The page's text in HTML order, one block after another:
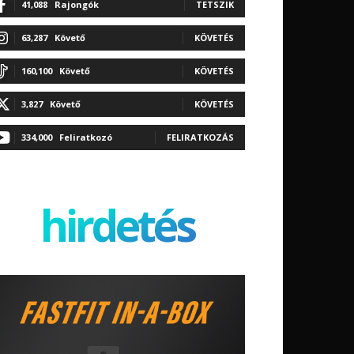
41,088 Rajongók TETSZIK
63,287 Követő KÖVETÉS
160,100 Követő KÖVETÉS
3,827 Követő KÖVETÉS
334,000 Feliratkozó FELIRATKOZÁS
hirdetés